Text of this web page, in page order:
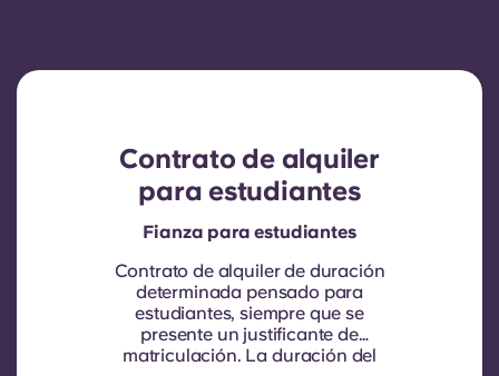
Contrato de alquiler
para estudiantes
Fianza para estudiantes
Contrato de alquiler de duración
determinada pensado para
estudiantes, siempre que se
presente un justificante de
matriculación. La duración del